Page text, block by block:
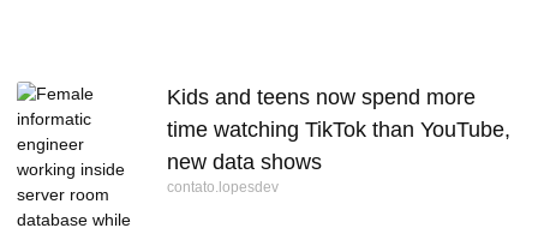
Kids and teens now spend more
time watching TikTok than YouTube,
new data shows
contato.lopesdev